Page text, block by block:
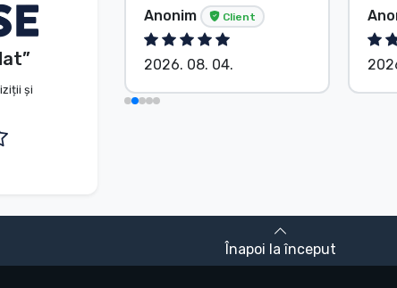
și
Anonim Client
2026. 08. 04.
Înapoi la început